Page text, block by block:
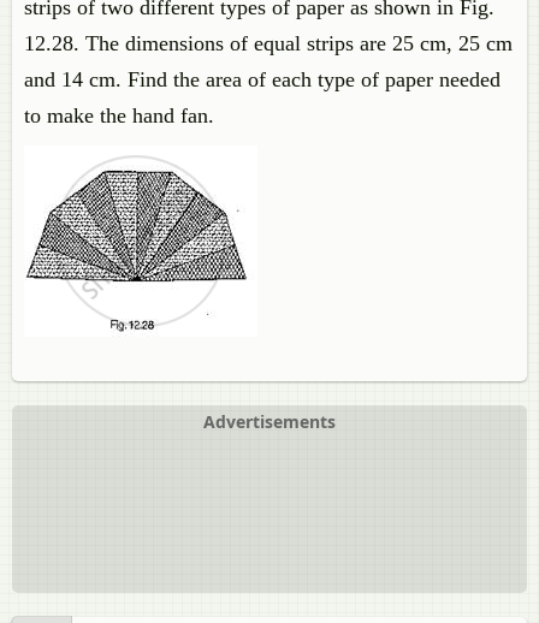
strips of two different types of paper as shown in Fig.
12.28. The dimensions of equal strips are 25 cm, 25 cm
and 14 cm. Find the area of each type of paper needed
to make the hand fan.
Advertisements